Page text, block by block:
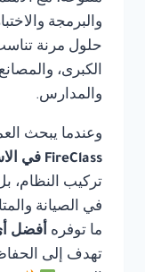
والبرمجة
حلول مرنة
الكبرى،
والمدارس.
وعندما يبحث
FireClass في الاسكندرية
تركيب النظام،
في الصيانة
ما توفره أفضل
تهدف إلى